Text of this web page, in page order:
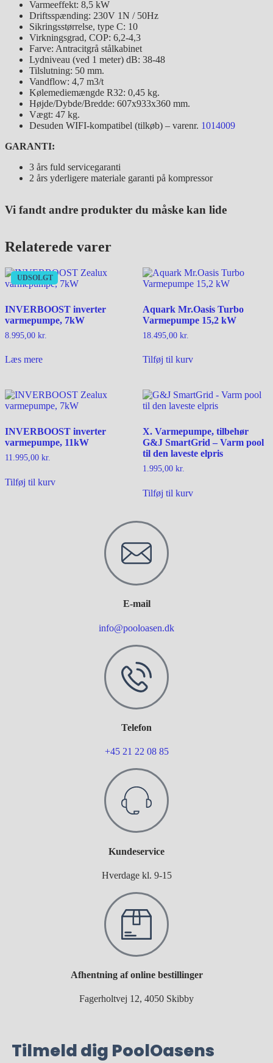
Varmeeffekt: 8,5 kW
Driftsspænding: 230V 1N / 50Hz
Sikringsstørrelse, type C: 10
Virkningsgrad, COP: 6,2-4,3
Farve: Antracitgrå stålkabinet
Lydniveau (ved 1 meter) dB: 38-48
Tilslutning: 50 mm.
Vandflow: 4,7 m3/t
Kølemediemængde R32: 0,45 kg.
Højde/Dybde/Bredde: 607x933x360 mm.
Vægt: 47 kg.
Desuden WIFI-kompatibel (tilkøb) – varenr. 1014009
GARANTI:
3 års fuld servicegaranti
2 års yderligere materiale garanti på kompressor
Vi fandt andre produkter du måske kan lide
Relaterede varer
UDSOLGT
INVERBOOST inverter
varmepumpe, 7kW
8.995,00 kr.
Læs mere
Aquark Mr.Oasis Turbo
Varmepumpe 15,2 kW
18.495,00 kr.
Tilføj til kurv
INVERBOOST inverter
varmepumpe, 11kW
11.995,00 kr.
Tilføj til kurv
X. Varmepumpe, tilbehør
G&J SmartGrid – Varm pool
til den laveste elpris
1.995,00 kr.
Tilføj til kurv
E-mail
info@pooloasen.dk
Telefon
+45 21 22 08 85
Kundeservice
Hverdage kl. 9-15
Afhentning af online bestillinger
Fagerholtvej 12, 4050 Skibby
Tilmeld dig PoolOasens